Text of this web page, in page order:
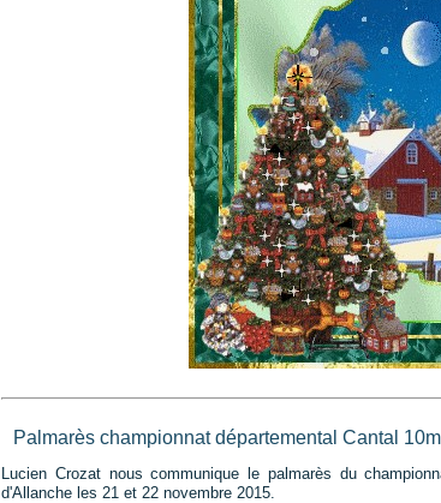
Palmarès championnat départemental Cantal
Lucien Crozat nous communique le palmarès du
d'Allanche les 21 et 22 novembre 2015.